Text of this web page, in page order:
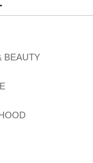
BEAUTY